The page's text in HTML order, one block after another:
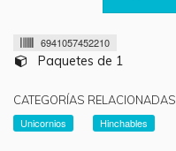
6941057452210
Paquetes de 1
CATEGORÍAS RELACIONADAS
Unicornios
Hinchables